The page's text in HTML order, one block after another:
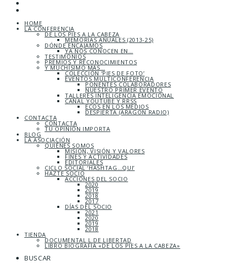
HOME
LA CONFERENCIA
DE LOS PIES A LA CABEZA
MEMORIAS ANUALES (2013-25)
DÓNDE ENCAJAMOS
YA NOS CONOCEN EN…
TESTIMONIOS
PREMIOS Y RECONOCIMIENTOS
Y MUCHÍSIMO MÁS…
COLECCIÓN ‘PIES DE FOTO’
EVENTOS MULTICONFERENCIA
PONENTES COLABORADORES
NUESTRO PRIMER EVENTO
TALLERES INTELIGENCIA EMOCIONAL
CANAL YOUTUBE Y RRSS
ECOS EN LOS MEDIOS
DESPIERTA (ARAGÓN RADIO)
CONTACTA
CONTACTA
TU OPINIÓN IMPORTA
BLOG
LA ASOCIACIÓN
QUIÉNES SOMOS
MISIÓN, VISIÓN Y VALORES
FINES Y ACTIVIDADES
EDITORIALES
CICLO SOCIAL ‘HASHTAG…QUI’
HAZTE SOCIO
ACCIONES DEL SOCIO
2020
2019
2018
2017
DÍAS DEL SOCIO
2021
2020
2019
2018
TIENDA
DOCUMENTAL L DE LIBERTAD
LIBRO BIOGRAFÍA «DE LOS PIES A LA CABEZA»
BUSCAR